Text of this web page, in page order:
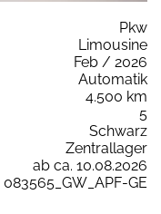
Pkw
Limousine
Feb / 2026
Automatik
4.500 km
5
Schwarz
Zentrallager
ab ca. 10.08.2026
083565_GW_APF-GE